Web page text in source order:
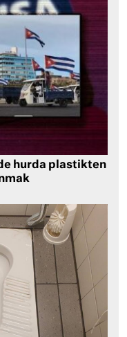
hurda plastikten